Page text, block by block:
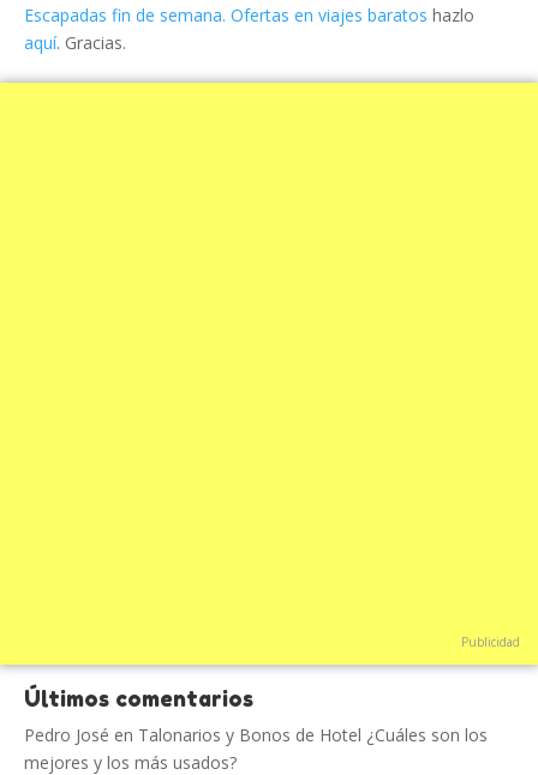
Escapadas fin de semana. Ofertas en viajes baratos hazlo
aquí. Gracias.
Publicidad
Últimos comentarios
Pedro José en Talonarios y Bonos de Hotel ¿Cuáles son los
mejores y los más usados?